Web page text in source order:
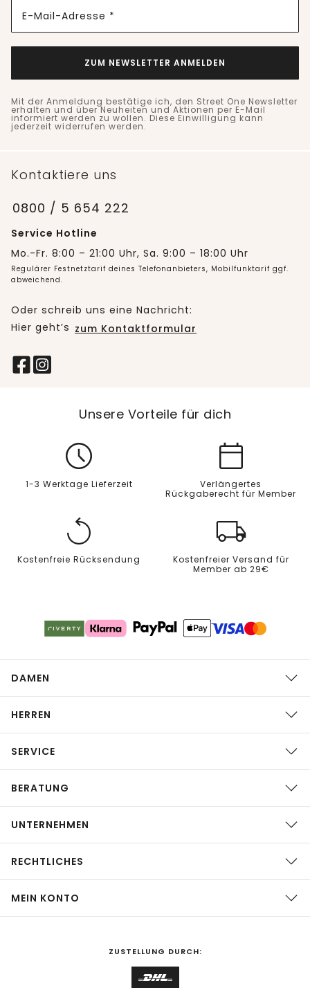
E-Mail-Adresse *
ZUM NEWSLETTER ANMELDEN
Mit der Anmeldung bestätige ich, den Street One Newsletter
erhalten und über Neuheiten und Aktionen per E-Mail
informiert werden zu wollen. Diese Einwilligung kann
jederzeit widerrufen werden.
Kontaktiere uns
0800 / 5 654 222
Service Hotline
Mo.-Fr. 8:00 – 21:00 Uhr, Sa. 9:00 – 18:00 Uhr
Regulärer Festnetztarif deines Telefonanbieters, Mobilfunktarif ggf.
abweichend.
Oder schreib uns eine Nachricht:
Hier geht’s zum Kontaktformular
Unsere Vorteile für dich
1-3 Werktage Lieferzeit
Verlängertes
Rückgaberecht für Member
Kostenfreie Rücksendung
Kostenfreier Versand für
Member ab 29€
DAMEN
HERREN
SERVICE
BERATUNG
UNTERNEHMEN
RECHTLICHES
MEIN KONTO
ZUSTELLUNG DURCH: